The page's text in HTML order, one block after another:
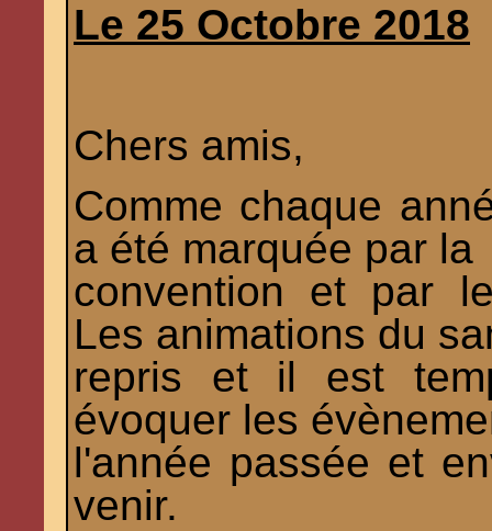
Le 25 Octobre 2018
Chers amis,
Comme chaque
a été marquée par la
convention et par
Les animations du
repris et il est
évoquer les
l'année passée et
venir.